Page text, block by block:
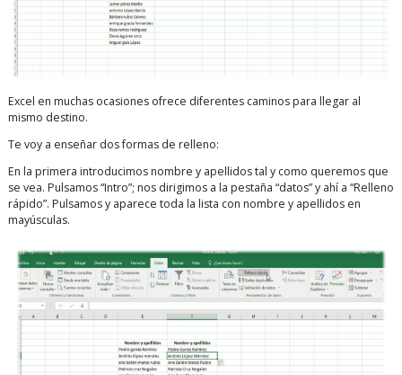
Excel en muchas ocasiones ofrece diferentes caminos para llegar al
mismo destino.
Te voy a enseñar dos formas de relleno:
En la primera introducimos nombre y apellidos tal y como queremos que
se vea. Pulsamos “Intro”; nos dirigimos a la pestaña “datos” y ahí a “Relleno
rápido”. Pulsamos y aparece toda la lista con nombre y apellidos en
mayúsculas.